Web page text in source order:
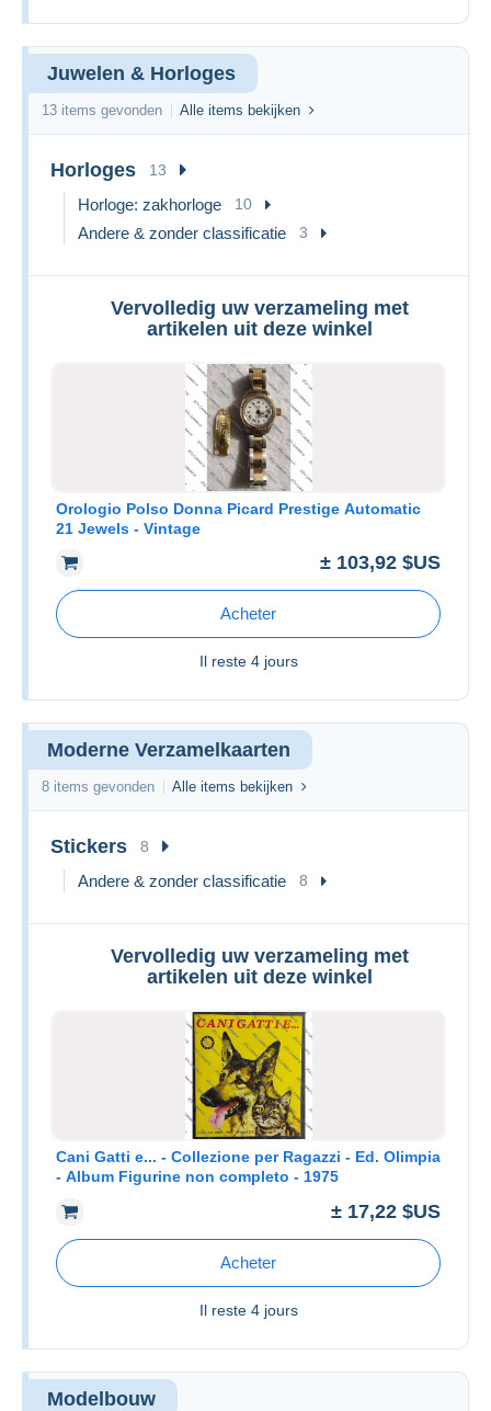
Juwelen & Horloges
13 items gevonden Alle items bekijken
Horloges 13
Horloge: zakhorloge 10
Andere & zonder classificatie 3
Vervolledig uw verzameling met
artikelen uit deze winkel
Orologio Polso Donna Picard Prestige Automatic
21 Jewels - Vintage
± 103,92 $US
Acheter
Il reste 4 jours
Moderne Verzamelkaarten
8 items gevonden Alle items bekijken
Stickers 8
Andere & zonder classificatie 8
Vervolledig uw verzameling met
artikelen uit deze winkel
Cani Gatti e... - Collezione per Ragazzi - Ed. Olimpia
- Album Figurine non completo - 1975
± 17,22 $US
Acheter
Il reste 4 jours
Modelbouw